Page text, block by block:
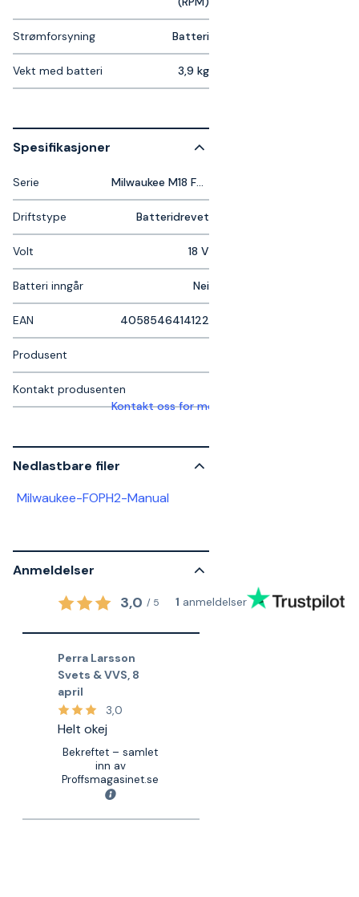
Strømforsyning Batteri
Vekt med batteri 3,9 kg
Spesifikasjoner
Serie Milwaukee M18 Fuel
Driftstype Batteridrevet
Volt 18 V
Batteri inngår Nei
EAN 4058546414122
Produsent
Kontakt produsenten
Kontakt oss for mer informasjon
Nedlastbare filer
Milwaukee-FOPH2-Manual
Anmeldelser
3,0 / 5 1 anmeldelser
Perra Larsson
Svets & VVS 8
april
3,0
Helt okej
Bekreftet – samlet
inn av
Proffsmagasinet.se